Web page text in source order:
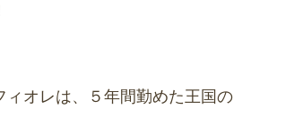
オレは、５年間勤めた王国の